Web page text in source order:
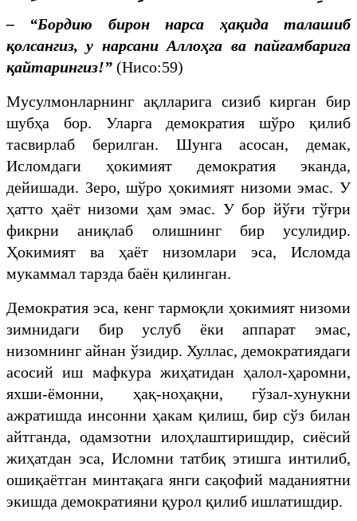
– “Бордию бирон нарса ҳақида талашиб
қолсангиз, у нарсани Аллоҳга ва пайғамбарига
қайтарингиз!” (Нисо:59)
Мусулмонларнинг ақлларига сизиб кирган бир
шубҳа бор. Уларга демократия шўро қилиб
тасвирлаб берилган. Шунга асосан, демак,
Исломдаги ҳокимият демократия эканда,
дейишади. Зеро, шўро ҳокимият низоми эмас. У
ҳатто ҳаёт низоми ҳам эмас. У бор йўғи тўғри
фикрни аниқлаб олишнинг бир усулидир.
Ҳокимият ва ҳаёт низомлари эса, Исломда
мукаммал тарзда баён қилинган.
Демократия эса, кенг тармоқли ҳокимият низоми
зимнидаги бир услуб ёки аппарат эмас,
низомнинг айнан ўзидир. Хуллас, демократиядаги
асосий иш мафкура жиҳатидан ҳалол-ҳаромни,
яхши-ёмонни, ҳақ-ноҳақни, гўзал-хунукни
ажратишда инсонни ҳакам қилиш, бир сўз билан
айтганда, одамзотни илоҳлаштиришдир, сиёсий
жиҳатдан эса, Исломни татбиқ этишга интилиб,
ошиқаётган минтақага янги сақофий маданиятни
экишда демократияни қурол қилиб ишлатишдир.